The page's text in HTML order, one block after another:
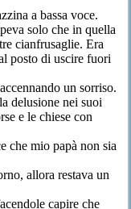
a bassa voce.
solo che in quella
cianfrusaglie. Era
posto di uscire fuori
un sorriso.
delusione nei suoi
e le chiese con
che mio papà non sia
allora restava un
capire che